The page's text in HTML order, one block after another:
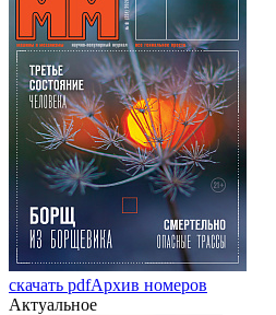
скачать pdfАрхив номеров
Актуальное